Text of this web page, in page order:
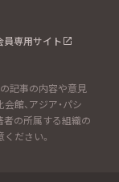
員専用サイト
記事の内容や意見
館、アジア・パシ
者の所属する組織の
ださい。